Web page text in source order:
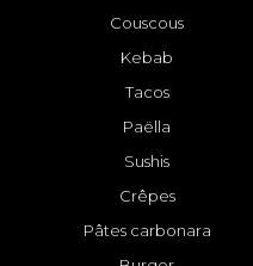
Couscous
Kebab
Tacos
Paëlla
Sushis
Crêpes
Pâtes carbonara